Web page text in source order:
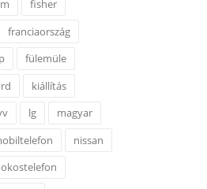
fisher
franciaország
fülemüle
kiállítás
lg
magyar
nissan
okostelefon